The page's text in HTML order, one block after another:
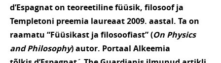
d’Espagnat on teoreetiline füüsik, filosoof ja
Templetoni preemia laureaat 2009. aastal. Ta on
raamatu “Füüsikast ja filosoofiast” (On Physics
and Philosophy) autor. Portaal Alkeemia